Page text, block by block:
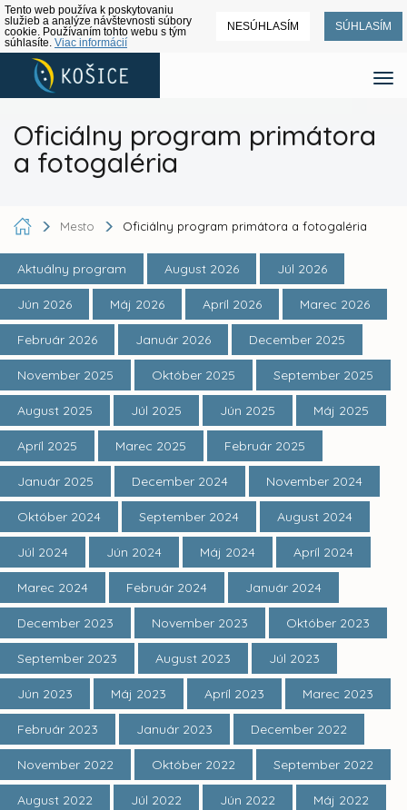
Tento web používa k poskytovaniu
služieb a analýze návštevnosti súbory
cookie. Používaním tohto webu s tým
súhlasíte. Viac informácií
NESÚHLASÍM SÚHLASÍM
Oficiálny program primátora
a fotogaléria
Mesto Oficiálny program primátora a fotogaléria
Aktuálny program August 2026 Júl 2026
Jún 2026 Máj 2026 Apríl 2026 Marec 2026
Február 2026 Január 2026 December 2025
November 2025 Október 2025 September 2025
August 2025 Júl 2025 Jún 2025 Máj 2025
Apríl 2025 Marec 2025 Február 2025
Január 2025 December 2024 November 2024
Október 2024 September 2024 August 2024
Júl 2024 Jún 2024 Máj 2024 Apríl 2024
Marec 2024 Február 2024 Január 2024
December 2023 November 2023 Október 2023
September 2023 August 2023 Júl 2023
Jún 2023 Máj 2023 Apríl 2023 Marec 2023
Február 2023 Január 2023 December 2022
November 2022 Október 2022 September 2022
August 2022 Júl 2022 Jún 2022 Máj 2022